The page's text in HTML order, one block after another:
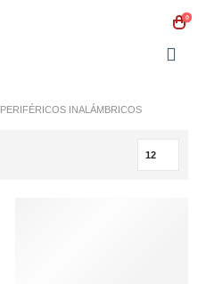
0
PERIFÉRICOS INALÁMBRICOS